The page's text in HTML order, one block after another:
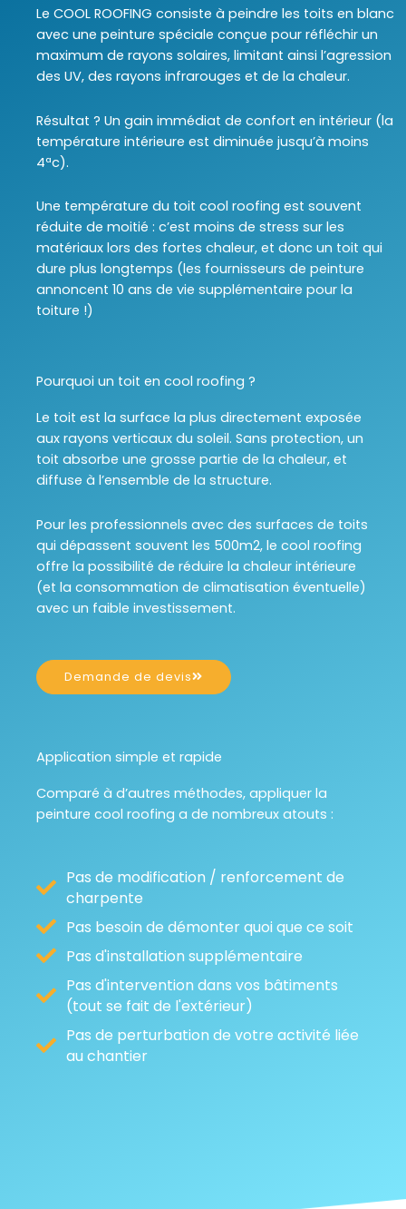
Le COOL ROOFING consiste à peindre les toits en blanc
avec une peinture spéciale conçue pour réfléchir un
maximum de rayons solaires, limitant ainsi l’agression
des UV, des rayons infrarouges et de la chaleur.
Résultat ? Un gain immédiat de confort en intérieur (la
température intérieure est diminuée jusqu’à moins
4ªc).
Une température du toit cool roofing est souvent
réduite de moitié : c’est moins de stress sur les
matériaux lors des fortes chaleur, et donc un toit qui
dure plus longtemps (les fournisseurs de peinture
annoncent 10 ans de vie supplémentaire pour la
toiture !)
Pourquoi un toit en cool roofing ?
Le toit est la surface la plus directement exposée
aux rayons verticaux du soleil. Sans protection, un
toit absorbe une grosse partie de la chaleur, et
diffuse à l’ensemble de la structure.
Pour les professionnels avec des surfaces de toits
qui dépassent souvent les 500m2, le cool roofing
offre la possibilité de réduire la chaleur intérieure
(et la consommation de climatisation éventuelle)
avec un faible investissement.
Demande de devis
Application simple et rapide
Comparé à d’autres méthodes, appliquer la
peinture cool roofing a de nombreux atouts :
Pas de modification / renforcement de
charpente
Pas besoin de démonter quoi que ce soit
Pas d'installation supplémentaire
Pas d'intervention dans vos bâtiments
(tout se fait de l'extérieur)
Pas de perturbation de votre activité liée
au chantier